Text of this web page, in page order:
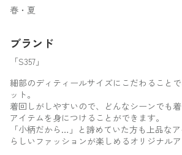
春・夏
ブランド
「S357」
細部のディティールサイズにこだわること
ット。
着回しがしやすいので、どんなシーンでも
アイテムを身につけることができます。
「小柄だから…」と諦めていた方も上品な
らしいファッションが楽しめるオリジナルア